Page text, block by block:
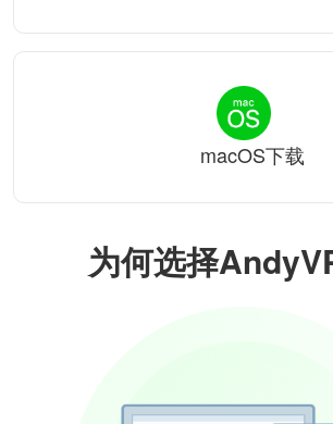
为何选择
macOS下载